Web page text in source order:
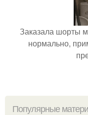
Заказала шорты
нормально,
Популярные